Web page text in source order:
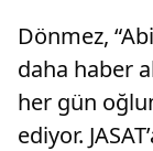
Dönmez,
daha haber
her gün
ediyor.